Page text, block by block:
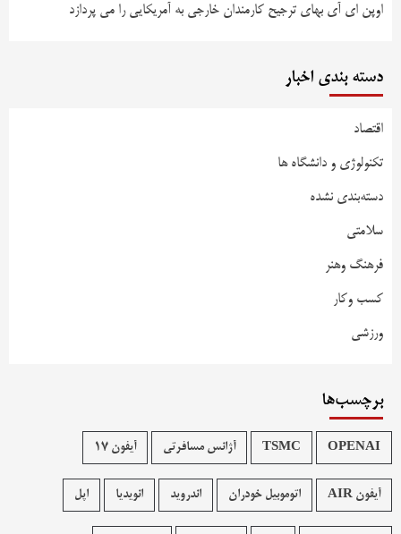
اوپن ای آی بهای ترجیح کارمندان خارجی به آمریکایی را می پردازد
دسته بندی اخبار
اقتصاد
تکنولوژی و دانشگاه ها
دسته‌بندی نشده
سلامتی
فرهنگ وهنر
کسب وکار
ورزشی
برچسب‌ها
OPENAI
TSMC آژانس مسافرتی آیفون 17
آیفون AIR اتوموبیل خودران اندروید انویدیا اپل